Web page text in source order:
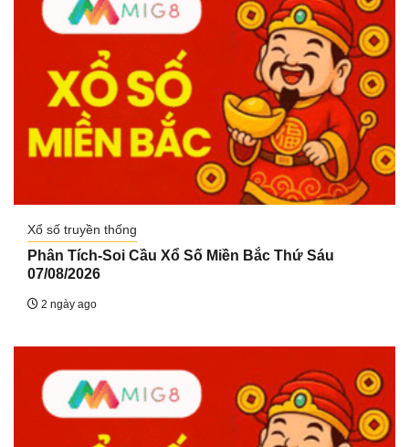
Xổ số truyền thống
Phân Tích-Soi Cầu Xổ Số Miền Bắc Thứ Sáu
07/08/2026
2 ngày ago